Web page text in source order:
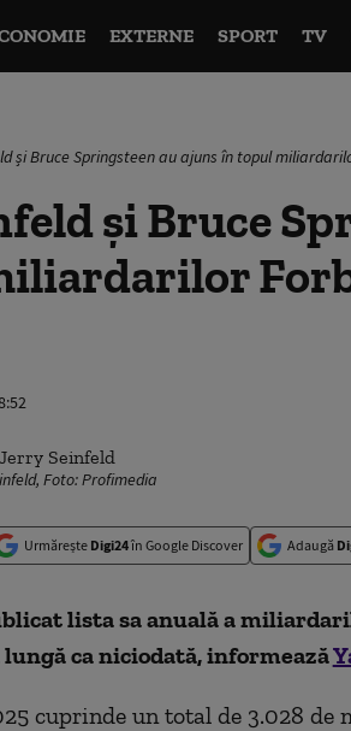
EXTERNE SPORT TV
și Bruce Springsteen au ajuns în topul
și Bruce
Foto: Profimedia
Urmărește Digi24în Google Discover Adaugă
lista sa anuală a
lungă ca niciodată, informează
cuprinde un total de 3.028